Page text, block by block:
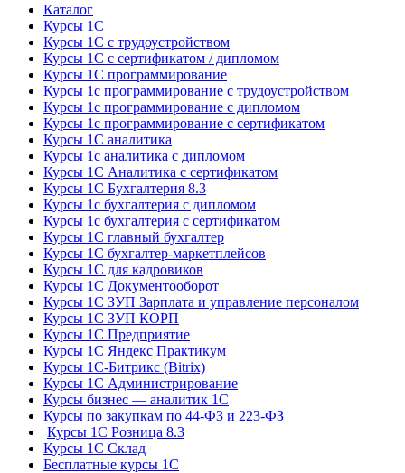
Каталог
Курсы 1С
Курсы 1С с трудоустройством
Курсы 1С с сертификатом / дипломом
Курсы 1С программирование
Курсы 1с программирование с трудоустройством
Курсы 1с программирование с дипломом
Курсы 1с программирование с сертификатом
Курсы 1С аналитика
Курсы 1с аналитика с дипломом
Курсы 1С Аналитика с сертификатом
Курсы 1С Бухгалтерия 8.3
Курсы 1с бухгалтерия с дипломом
Курсы 1с бухгалтерия с сертификатом
Курсы 1С главный бухгалтер
Курсы 1С бухгалтер-маркетплейсов
Курсы 1С для кадровиков
Курсы 1С Документооборот
Курсы 1С ЗУП Зарплата и управление персоналом
Курсы 1С ЗУП КОРП
Курсы 1С Предприятие
Курсы 1С Яндекс Практикум
Курсы 1С-Битрикс (Bitrix)
Курсы 1С Администрирование
Курсы бизнес — аналитик 1С
Курсы по закупкам по 44‑ФЗ и 223‑ФЗ
Курсы 1С Розница 8.3
Курсы 1С Склад
Бесплатные курсы 1С